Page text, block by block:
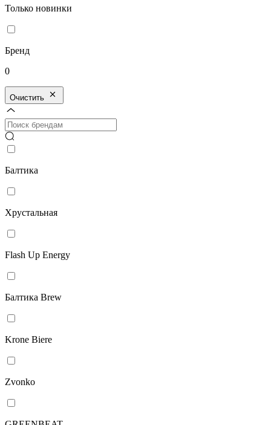
Только новинки
Бренд
0
Очистить
Балтика
Хрустальная
Flash Up Energy
Балтика Brew
Krone Biere
Zvonko